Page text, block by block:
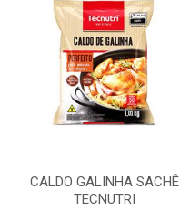
CALDO GALINHA SACHÊ
TECNUTRI